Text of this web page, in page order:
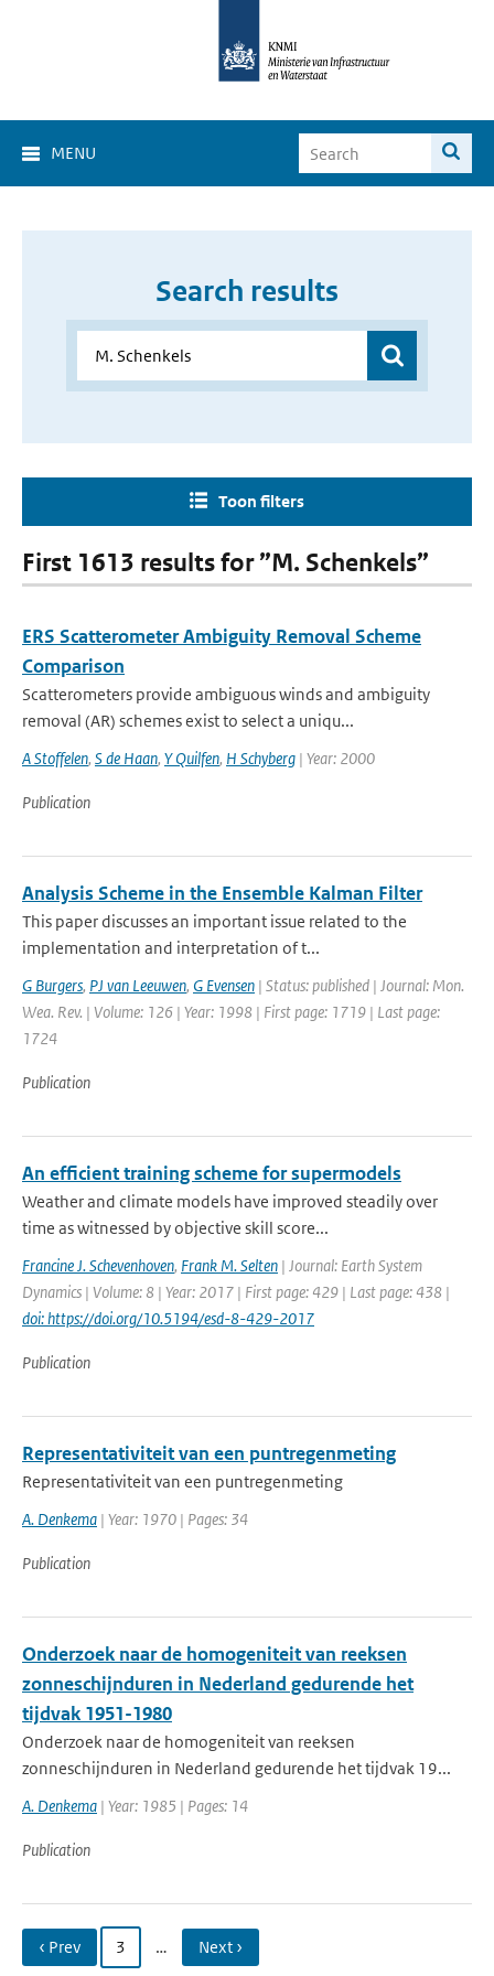
MENU
Search results
Toon filters
First 1613 results for ”M. Schenkels”
ERS Scatterometer Ambiguity Removal Scheme
Comparison
Scatterometers provide ambiguous winds and ambiguity
removal (AR) schemes exist to select a uniqu...
A Stoffelen, S de Haan, Y Quilfen, H Schyberg | Year: 2000
Publication
Analysis Scheme in the Ensemble Kalman Filter
This paper discusses an important issue related to the
implementation and interpretation of t...
G Burgers, PJ van Leeuwen, G Evensen | Status: published | Journal: Mon.
Wea. Rev. | Volume: 126 | Year: 1998 | First page: 1719 | Last page:
1724
Publication
An efficient training scheme for supermodels
Weather and climate models have improved steadily over
time as witnessed by objective skill score...
Francine J. Schevenhoven, Frank M. Selten | Journal: Earth System
Dynamics | Volume: 8 | Year: 2017 | First page: 429 | Last page: 438 |
doi: https://doi.org/10.5194/esd-8-429-2017
Publication
Representativiteit van een puntregenmeting
Representativiteit van een puntregenmeting
A. Denkema | Year: 1970 | Pages: 34
Publication
Onderzoek naar de homogeniteit van reeksen
zonneschijnduren in Nederland gedurende het
tijdvak 1951-1980
Onderzoek naar de homogeniteit van reeksen
zonneschijnduren in Nederland gedurende het tijdvak 19...
A. Denkema | Year: 1985 | Pages: 14
Publication
‹ Prev 3 … Next ›